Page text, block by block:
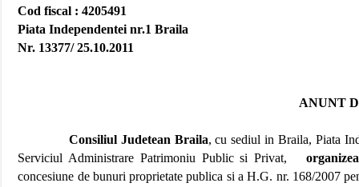
Cod fiscal : 4205491
Piata Independentei nr.1 Braila
Nr. 13377/ 25.10.2011
ANUNT
Consiliul Judetean Braila, cu sediul in Braila, Piata
Serviciul Administrare Patrimoniu Public si Privat,
concesiune de bunuri proprietate publica si a H.G. nr. 168/2007